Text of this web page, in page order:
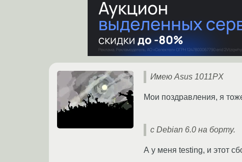
Имею Asus 1011PX
Мои поздравления, я
с Debian 6.0 на борту.
А у меня testing, и этот